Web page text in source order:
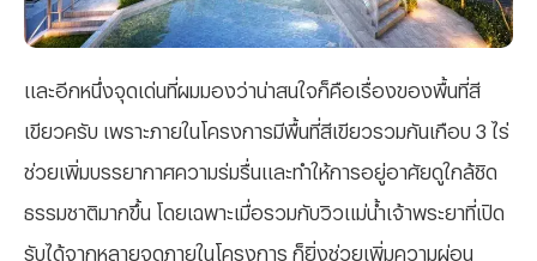
และอีกหนึ่งจุดเด่นที่ผมมองว่าน่าสนใจก็คือเรื่องของพื้นที่สี
เขียวครับ เพราะภายในโครงการมีพื้นที่สีเขียวรวมกันเกือบ 3 ไร่
ช่วยเพิ่มบรรยากาศความร่มรื่นและทำให้การอยู่อาศัยดูใกล้ชิด
ธรรมชาติมากขึ้น โดยเฉพาะเมื่อรวมกับวิวแม่น้ำเจ้าพระยาที่เปิด
รับได้จากหลายจุดภายในโครงการ ก็ยิ่งช่วยเพิ่มความผ่อน